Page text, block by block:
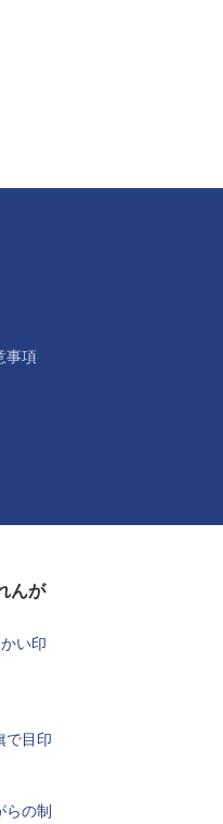
事項
んが
い印
で目印
らの制